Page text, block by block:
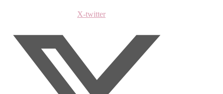
X-twitter